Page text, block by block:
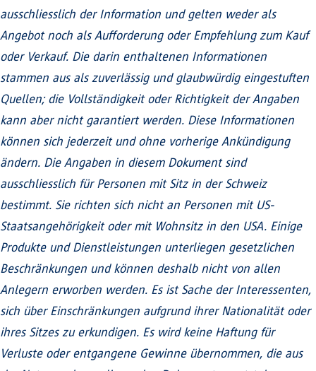
ausschliesslich der Information und gelten weder als
Angebot noch als Aufforderung oder Empfehlung zum Kauf
oder Verkauf. Die darin enthaltenen Informationen
stammen aus als zuverlässig und glaubwürdig eingestuften
Quellen; die Vollständigkeit oder Richtigkeit der Angaben
kann aber nicht garantiert werden. Diese Informationen
können sich jederzeit und ohne vorherige Ankündigung
ändern. Die Angaben in diesem Dokument sind
ausschliesslich für Personen mit Sitz in der Schweiz
bestimmt. Sie richten sich nicht an Personen mit US-
Staatsangehörigkeit oder mit Wohnsitz in den USA. Einige
Produkte und Dienstleistungen unterliegen gesetzlichen
Beschränkungen und können deshalb nicht von allen
Anlegern erworben werden. Es ist Sache der Interessenten,
sich über Einschränkungen aufgrund ihrer Nationalität oder
ihres Sitzes zu erkundigen. Es wird keine Haftung für
Verluste oder entgangene Gewinne übernommen, die aus